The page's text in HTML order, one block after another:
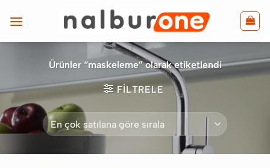
atla
Ürünler “maskeleme” olarak etiketlendi
FILTRELE